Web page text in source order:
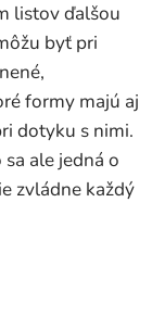
listov ďalšou
byť pri
formy majú aj
dotyku s nimi.
ale jedná o
zvládne každý